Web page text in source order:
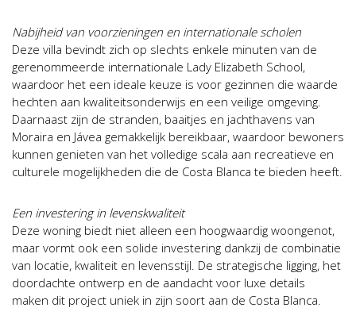
Nabijheid van voorzieningen en internationale scholen
Deze villa bevindt zich op slechts enkele minuten van de
gerenommeerde internationale Lady Elizabeth School,
waardoor het een ideale keuze is voor gezinnen die waarde
hechten aan kwaliteitsonderwijs en een veilige omgeving.
Daarnaast zijn de stranden, baaitjes en jachthavens van
Moraira en Jávea gemakkelijk bereikbaar, waardoor bewoners
kunnen genieten van het volledige scala aan recreatieve en
culturele mogelijkheden die de Costa Blanca te bieden heeft.
Een investering in levenskwaliteit
Deze woning biedt niet alleen een hoogwaardig woongenot,
maar vormt ook een solide investering dankzij de combinatie
van locatie, kwaliteit en levensstijl. De strategische ligging, het
doordachte ontwerp en de aandacht voor luxe details
maken dit project uniek in zijn soort aan de Costa Blanca.